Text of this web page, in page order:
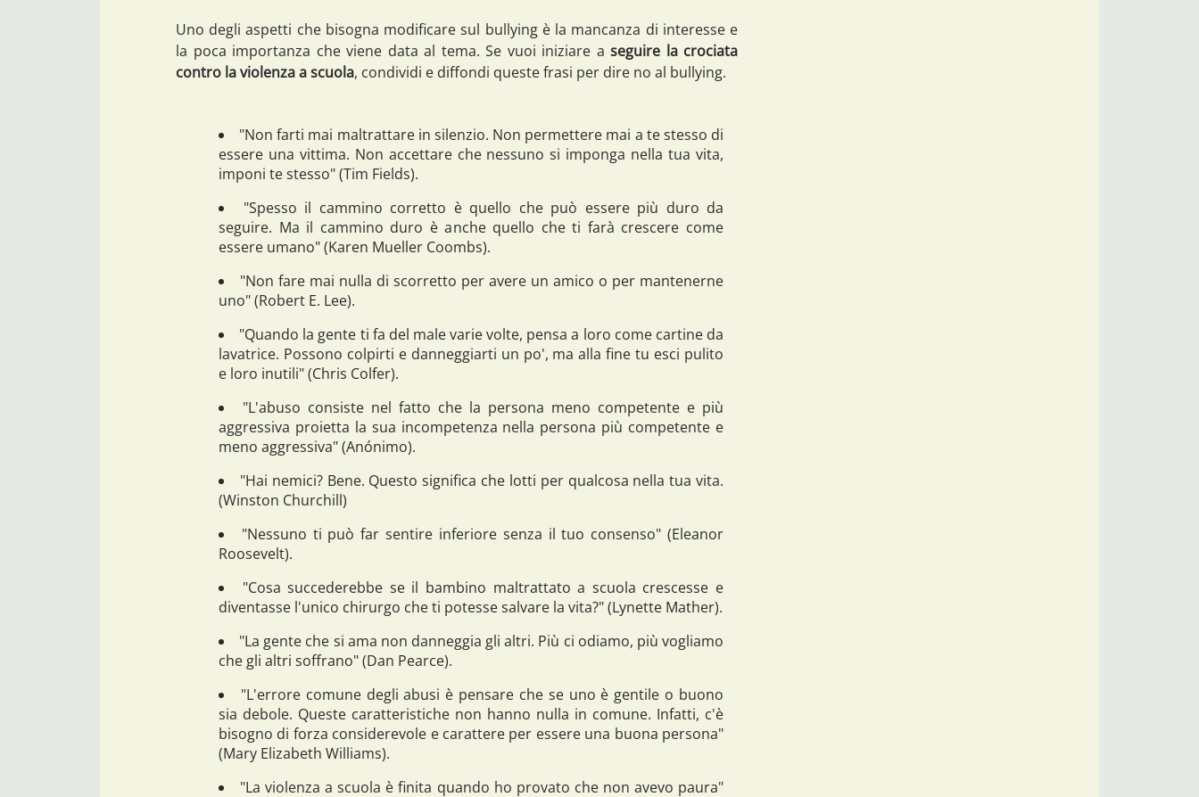
Uno degli aspetti che bisogna modificare sul bullying è la mancanza di interesse e
la poca importanza che viene data al tema. Se vuoi iniziare a seguire la crociata
contro la violenza a scuola, condividi e diffondi queste frasi per dire no al bullying.
"Non farti mai maltrattare in silenzio. Non permettere mai a te stesso di
essere una vittima. Non accettare che nessuno si imponga nella tua vita,
imponi te stesso" (Tim Fields).
"Spesso il cammino corretto è quello che può essere più duro da
seguire. Ma il cammino duro è anche quello che ti farà crescere come
essere umano" (Karen Mueller Coombs).
"Non fare mai nulla di scorretto per avere un amico o per mantenerne
uno" (Robert E. Lee).
"Quando la gente ti fa del male varie volte, pensa a loro come cartine da
lavatrice. Possono colpirti e danneggiarti un po', ma alla fine tu esci pulito
e loro inutili" (Chris Colfer).
"L'abuso consiste nel fatto che la persona meno competente e più
aggressiva proietta la sua incompetenza nella persona più competente e
meno aggressiva" (Anónimo).
"Hai nemici? Bene. Questo significa che lotti per qualcosa nella tua vita.
(Winston Churchill)
"Nessuno ti può far sentire inferiore senza il tuo consenso" (Eleanor
Roosevelt).
"Cosa succederebbe se il bambino maltrattato a scuola crescesse e
diventasse l'unico chirurgo che ti potesse salvare la vita?" (Lynette Mather).
"La gente che si ama non danneggia gli altri. Più ci odiamo, più vogliamo
che gli altri soffrano" (Dan Pearce).
"L'errore comune degli abusi è pensare che se uno è gentile o buono
sia debole. Queste caratteristiche non hanno nulla in comune. Infatti, c'è
bisogno di forza considerevole e carattere per essere una buona persona"
(Mary Elizabeth Williams).
"La violenza a scuola è finita quando ho provato che non avevo paura"